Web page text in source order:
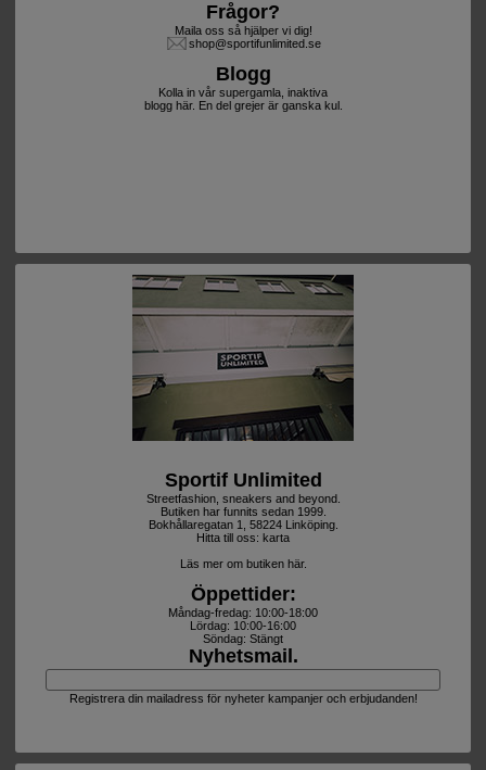
Frågor?
Maila oss så hjälper vi dig!
shop@sportifunlimited.se
Blogg
Kolla in vår supergamla, inaktiva
blogg här. En del grejer är ganska kul.
Sportif Unlimited
Streetfashion, sneakers and beyond.
Butiken har funnits sedan 1999.
Bokhållaregatan 1, 58224 Linköping.
Hitta till oss: karta
Läs mer om butiken här.
Öppettider:
Måndag-fredag: 10:00-18:00
Lördag: 10:00-16:00
Söndag: Stängt
Nyhetsmail.
Registrera din mailadress för nyheter kampanjer och erbjudanden!